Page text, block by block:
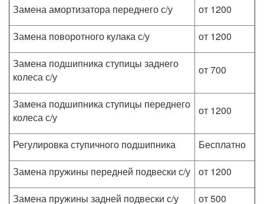
Замена амортизатора переднего с/у
от 1200
Замена поворотного кулака с/у
от 1200
Замена подшипника ступицы заднего
колеса с/у
от 700
Замена подшипника ступицы переднего
колеса с/у
от 1200
Регулировка ступичного подшипника
Бесплатно
Замена пружины передней подвески с/у
от 1200
Замена пружины задней подвески с/у
от 500